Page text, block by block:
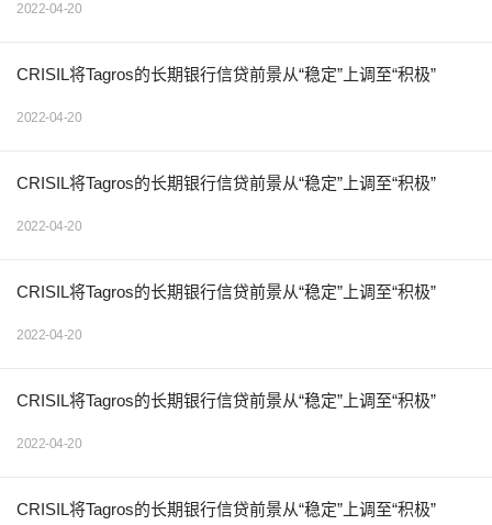
2022-04-20
CRISIL将Tagros的长期银行信贷前景从“稳定”上调至“积极”
2022-04-20
CRISIL将Tagros的长期银行信贷前景从“稳定”上调至“积极”
2022-04-20
CRISIL将Tagros的长期银行信贷前景从“稳定”上调至“积极”
2022-04-20
CRISIL将Tagros的长期银行信贷前景从“稳定”上调至“积极”
2022-04-20
CRISIL将Tagros的长期银行信贷前景从“稳定”上调至“积极”